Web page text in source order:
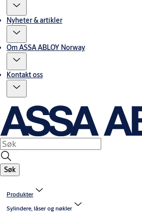
Nyheter & artikler
Om ASSA ABLOY Norway
Kontakt oss
Søk
Produkter
Sylindere, låser og nøkler